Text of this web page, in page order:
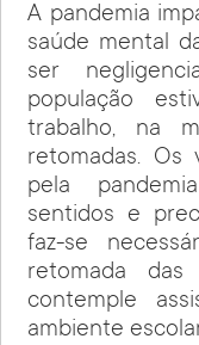
A pandemia
saúde mental
ser
população
trabalho, na
retomadas. Os
pela
sentidos e
faz-se
retomada das
contemple
ambiente